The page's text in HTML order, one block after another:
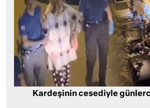
Kardeşinin cesediyle